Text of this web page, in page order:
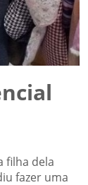
filha dela
fazer uma